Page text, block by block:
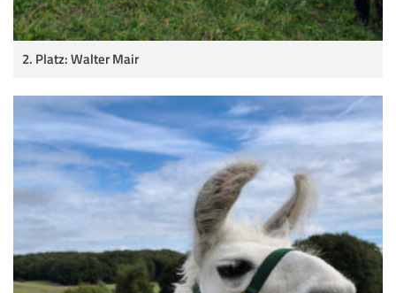
2. Platz: Walter Mair